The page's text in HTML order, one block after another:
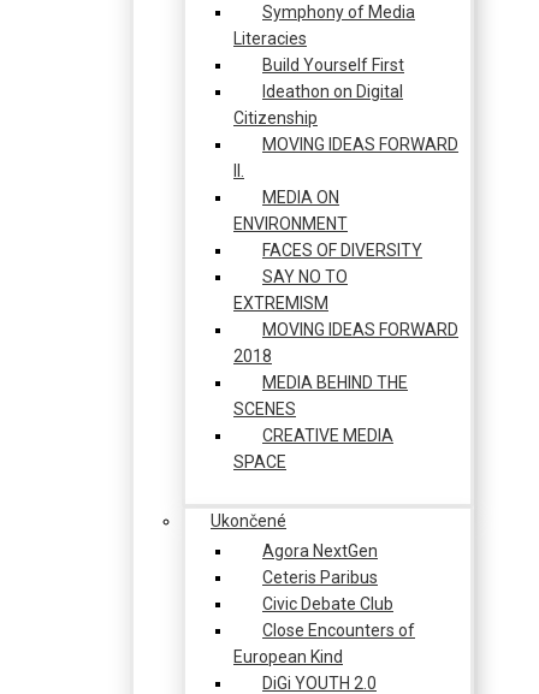
Symphony of Media
Literacies
Build Yourself First
Ideathon on Digital
Citizenship
MOVING IDEAS FORWARD
MEDIA ON
ENVIRONMENT
FACES OF DIVERSITY
SAY NO TO
EXTREMISM
MOVING IDEAS FORWARD
2018
MEDIA BEHIND THE
SCENES
CREATIVE MEDIA
SPACE
Ukončené
Agora NextGen
Ceteris Paribus
Civic Debate Club
Close Encounters of
European Kind
DiGi YOUTH 2.0